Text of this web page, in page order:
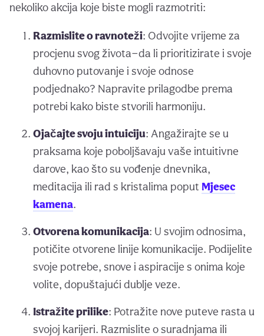
nekoliko akcija koje biste mogli razmotriti:
Razmislite o ravnoteži: Odvojite vrijeme za
procjenu svog života—da li prioritizirate i svoje
duhovno putovanje i svoje odnose
podjednako? Napravite prilagodbe prema
potrebi kako biste stvorili harmoniju.
Ojačajte svoju intuiciju: Angažirajte se u
praksama koje poboljšavaju vaše intuitivne
darove, kao što su vođenje dnevnika,
meditacija ili rad s kristalima poput Mjesec
kamena.
Otvorena komunikacija: U svojim odnosima,
potičite otvorene linije komunikacije. Podijelite
svoje potrebe, snove i aspiracije s onima koje
volite, dopuštajući dublje veze.
Istražite prilike: Potražite nove puteve rasta u
svojoj karijeri. Razmislite o suradnjama ili